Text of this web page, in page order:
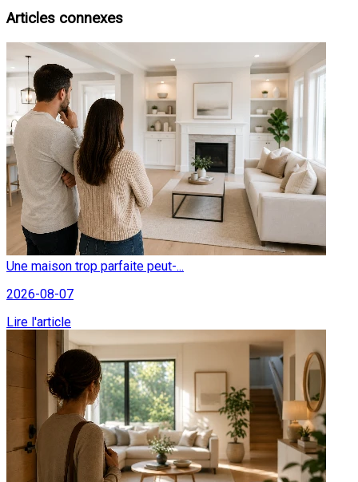
Articles connexes
Une maison trop parfaite peut-...
2026-08-07
Lire l'article